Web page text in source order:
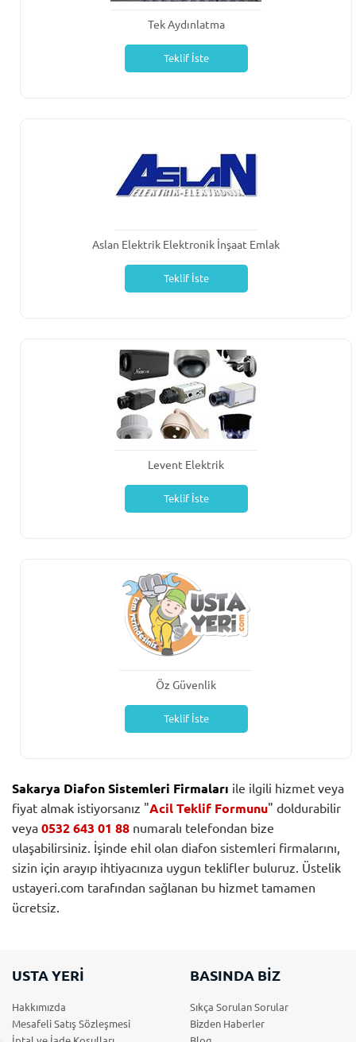
Tek Aydınlatma
Teklif İste
Aslan Elektrik Elektronik İnşaat Emlak
Teklif İste
Levent Elektrik
Teklif İste
Öz Güvenlik
Teklif İste
Sakarya Diafon Sistemleri Firmaları ile ilgili hizmet veya
fiyat almak istiyorsanız "Acil Teklif Formunu" doldurabilir
veya 0532 643 01 88 numaralı telefondan bize
ulaşabilirsiniz. İşinde ehil olan diafon sistemleri firmalarını,
sizin için arayıp ihtiyacınıza uygun teklifler buluruz. Üstelik
ustayeri.com tarafından sağlanan bu hizmet tamamen
ücretsiz.
USTA YERİ
Hakkımızda
Mesafeli Satış Sözleşmesi
BASINDA BİZ
Sıkça Sorulan Sorular
Bizden Haberler